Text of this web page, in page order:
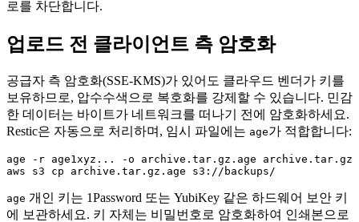
로를 차단합니다.
업로드 전 클라이언트 측 암호화
공급자 측 암호화(SSE-KMS)가 있어도 클라우드 벤더가 키를
보유하므로, 압수수색으로 복호화를 강제할 수 있습니다. 민감
한 데이터는 바이트가 네트워크를 떠나기 전에 암호화하세요.
Restic은 자동으로 처리하며, 임시 파일에는 age가 적합합니다:
age -r age1xyz... -o archive.tar.gz.age archive.tar.gz
age 개인 키는 1Password 또는 YubiKey 같은 하드웨어 보안 키
에 보관하세요. 키 자체는 비밀번호로 암호화하여 인쇄본으로